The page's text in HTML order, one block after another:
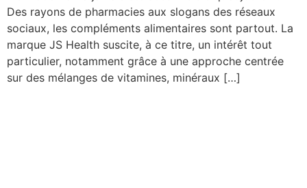
Des rayons de pharmacies aux slogans des réseaux
sociaux, les compléments alimentaires sont partout. La
marque JS Health suscite, à ce titre, un intérêt tout
particulier, notamment grâce à une approche centrée
sur des mélanges de vitamines, minéraux […]